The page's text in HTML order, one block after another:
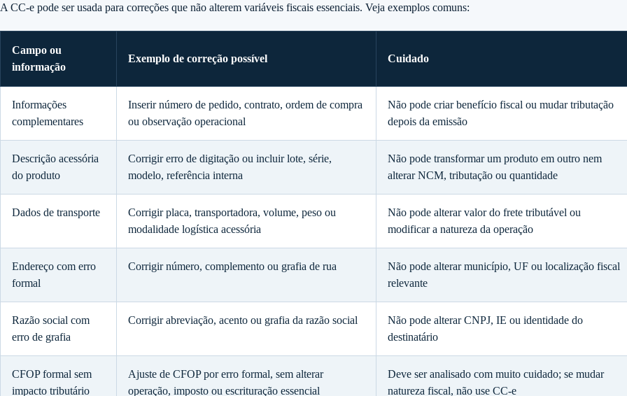
A CC-e pode ser usada para correções que não alterem variáveis fiscais essenciais. Veja exemplos comuns:
Campo ou
informação
Exemplo de correção possível Cuidado
Informações
complementares
Inserir número de pedido, contrato, ordem de compra
ou observação operacional
Não pode criar benefício fiscal ou mudar tributação
depois da emissão
Descrição acessória
do produto
Corrigir erro de digitação ou incluir lote, série,
modelo, referência interna
Não pode transformar um produto em outro nem
alterar NCM, tributação ou quantidade
Dados de transporte
Corrigir placa, transportadora, volume, peso ou
modalidade logística acessória
Não pode alterar valor do frete tributável ou
modificar a natureza da operação
Endereço com erro
formal
Corrigir número, complemento ou grafia de rua
Não pode alterar município, UF ou localização fiscal
relevante
Razão social com
erro de grafia
Corrigir abreviação, acento ou grafia da razão social
Não pode alterar CNPJ, IE ou identidade do
destinatário
CFOP formal sem
impacto tributário
Ajuste de CFOP por erro formal, sem alterar
operação, imposto ou escrituração essencial
Deve ser analisado com muito cuidado; se mudar
natureza fiscal, não use CC-e